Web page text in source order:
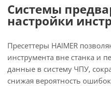
Системы
настройки
Пресеттеры HAIMER
инструмента вне станка и
данные в систему ЧПУ,
снижая вероятность